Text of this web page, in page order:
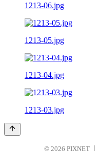
1213-06.jpg
1213-05.jpg
1213-04.jpg
1213-03.jpg
© 2026 PIXNET